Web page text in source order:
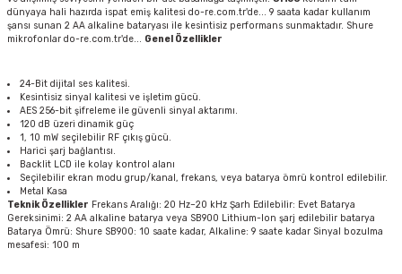
dünyaya hali hazırda ispat emiş kalitesi do-re.com.tr'de... 9 saata kadar kullanım
şansı sunan 2 AA alkaline bataryası ile kesintisiz performans sunmaktadır. Shure
mikrofonlar do-re.com.tr'de... Genel Özellikler
24-Bit dijital ses kalitesi.
Kesintisiz sinyal kalitesi ve işletim gücü.
AES 256-bit şifreleme ile güvenli sinyal aktarımı.
120 dB üzeri dinamik güç
1, 10 mW seçilebilir RF çıkış gücü.
Harici şarj bağlantısı.
Backlit LCD ile kolay kontrol alanı
Seçilebilir ekran modu grup/kanal, frekans, veya batarya ömrü kontrol edilebilir.
Metal Kasa
Teknik Özellikler Frekans Aralığı: 20 Hz–20 kHz Şarh Edilebilir: Evet Batarya
Gereksinimi: 2 AA alkaline batarya veya SB900 Lithium-Ion şarj edilebilir batarya
Batarya Ömrü: Shure SB900: 10 saate kadar, Alkaline: 9 saate kadar Sinyal bozulma
mesafesi: 100 m